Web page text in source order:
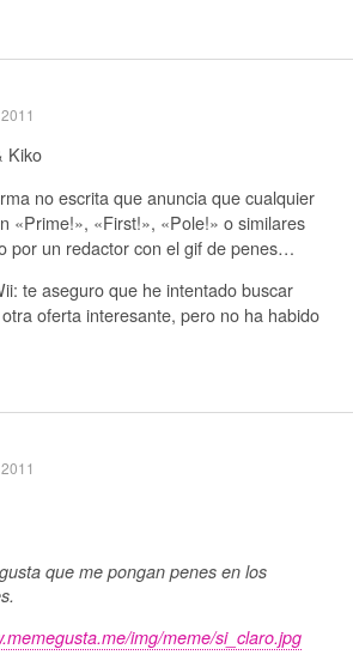
Kiko
no escrita que anuncia que cualquier
«Prime!», «First!», «Pole!» o similares
por un redactor con el gif de penes…
te aseguro que he intentado buscar
oferta interesante, pero no ha habido
que me pongan penes en los
img/meme/si_claro.jpg